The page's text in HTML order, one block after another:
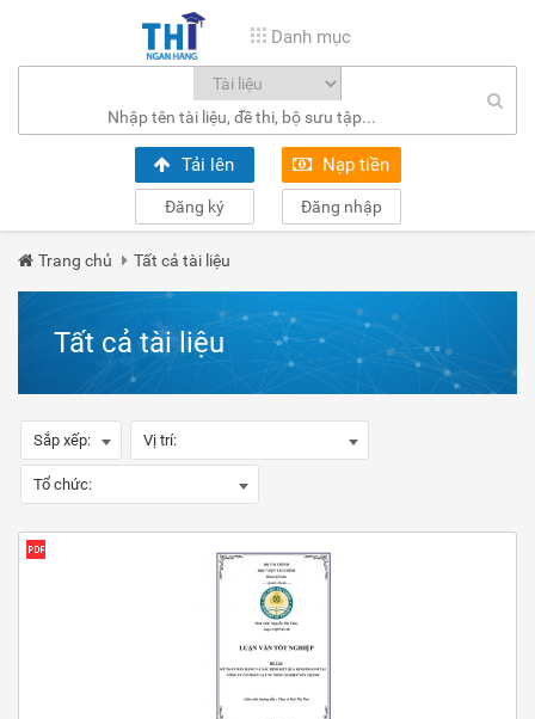
Danh mục
Tải lên Nạp tiền
Đăng ký Đăng nhập
Trang chủ Tất cả tài liệu
Tất cả tài liệu
Sắp xếp: Xem nhiều nhất
Tổ chức: